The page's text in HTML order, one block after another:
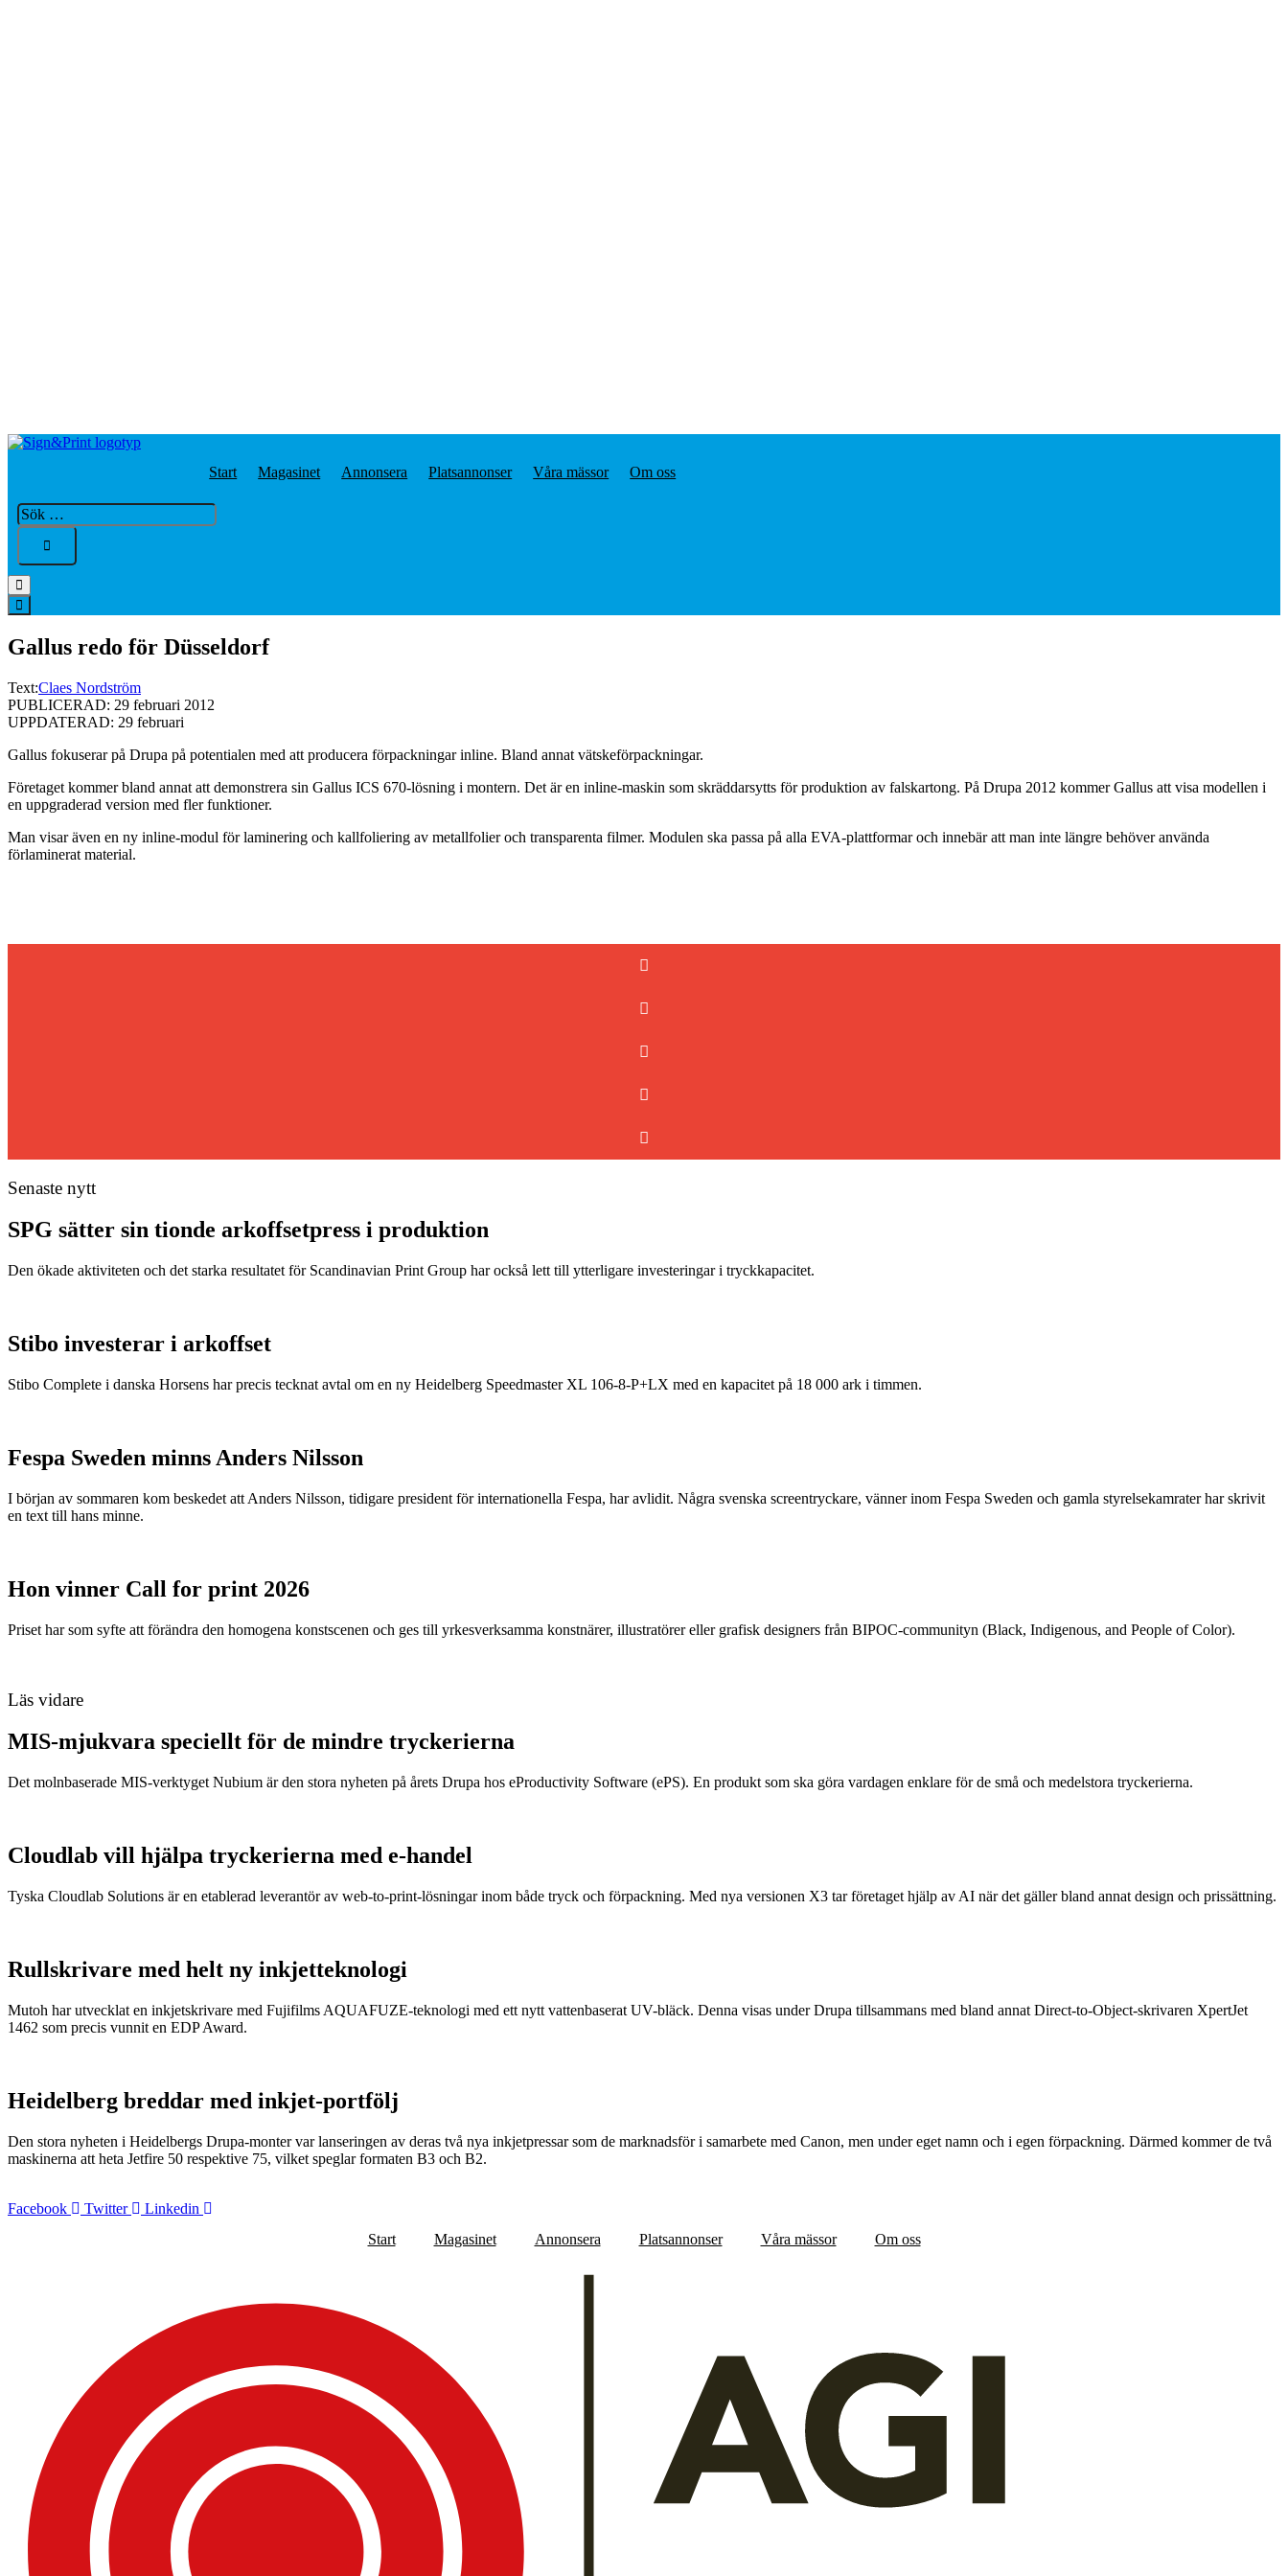
Start Magasinet Annonsera Platsannonser Våra mässor Om oss
Sök
…
Gallus redo för Düsseldorf
Text:Claes Nordström
PUBLICERAD: 29 februari 2012
UPPDATERAD: 29 februari
Gallus fokuserar på Drupa på potentialen med att producera förpackningar inline. Bland annat vätskeförpackningar.
Företaget kommer bland annat att demonstrera sin Gallus ICS 670-lösning i montern. Det är en inline-maskin som skräddarsytts för produktion av falskartong. På Drupa 2012 kommer Gallus att visa modellen i
en uppgraderad version med fler funktioner.
Man visar även en ny inline-modul för laminering och kallfoliering av metallfolier och transparenta filmer. Modulen ska passa på alla EVA-plattformar och innebär att man inte längre behöver använda
förlaminerat material.
Senaste nytt
SPG sätter sin tionde arkoffsetpress i produktion
Den ökade aktiviteten och det starka resultatet för Scandinavian Print Group har också lett till ytterligare investeringar i tryckkapacitet.
Stibo investerar i arkoffset
Stibo Complete i danska Horsens har precis tecknat avtal om en ny Heidelberg Speedmaster XL 106-8-P+LX med en kapacitet på 18 000 ark i timmen.
Fespa Sweden minns Anders Nilsson
I början av sommaren kom beskedet att Anders Nilsson, tidigare president för internationella Fespa, har avlidit. Några svenska screentryckare, vänner inom Fespa Sweden och gamla styrelsekamrater har skrivit
en text till hans minne.
Hon vinner Call for print 2026
Priset har som syfte att förändra den homogena konstscenen och ges till yrkesverksamma konstnärer, illustratörer eller grafisk designers från BIPOC-communityn (Black, Indigenous, and People of Color).
Läs vidare
MIS-mjukvara speciellt för de mindre tryckerierna
Det molnbaserade MIS-verktyget Nubium är den stora nyheten på årets Drupa hos eProductivity Software (ePS). En produkt som ska göra vardagen enklare för de små och medelstora tryckerierna.
Cloudlab vill hjälpa tryckerierna med e-handel
Tyska Cloudlab Solutions är en etablerad leverantör av web-to-print-lösningar inom både tryck och förpackning. Med nya versionen X3 tar företaget hjälp av AI när det gäller bland annat design och prissättning.
Rullskrivare med helt ny inkjetteknologi
Mutoh har utvecklat en inkjetskrivare med Fujifilms AQUAFUZE-teknologi med ett nytt vattenbaserat UV-bläck. Denna visas under Drupa tillsammans med bland annat Direct-to-Object-skrivaren XpertJet
1462 som precis vunnit en EDP Award.
Heidelberg breddar med inkjet-portfölj
Den stora nyheten i Heidelbergs Drupa-monter var lanseringen av deras två nya inkjetpressar som de marknadsför i samarbete med Canon, men under eget namn och i egen förpackning. Därmed kommer de två
maskinerna att heta Jetfire 50 respektive 75, vilket speglar formaten B3 och B2.
Facebook Twitter
Linkedin
Start
Magasinet Annonsera Platsannonser Våra mässor Om oss